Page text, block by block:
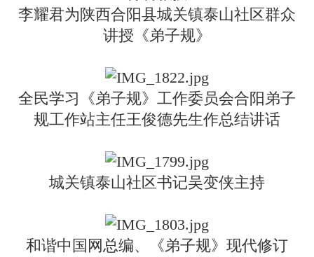
李耀君为陕西合阳县城关镇泰山社区群众
讲授《弟子规》
全民学习《弟子规》工作委员会合阳弟子
规工作站主任王俊德先生作总结讲话
城关镇泰山社区书记吴变侠主持
和谐中国网总编、《弟子规》现代修订